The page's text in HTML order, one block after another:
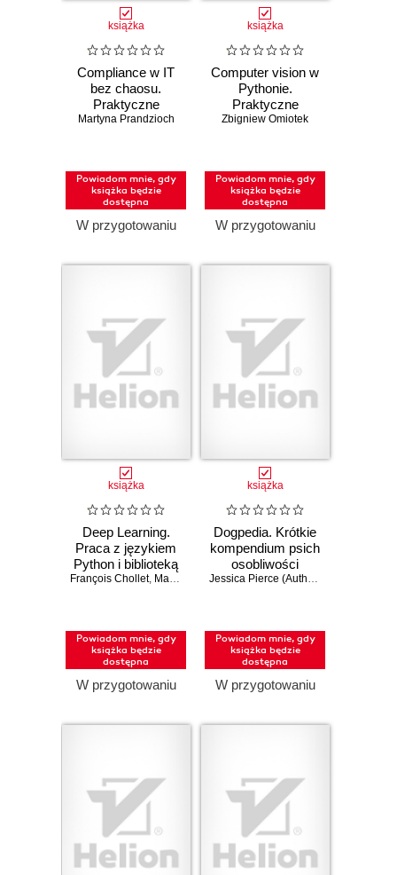
książka
Compliance w IT
bez chaosu.
Praktyczne
podejście do ISO
Martyna Prandzioch
Powiadom mnie, gdy
książka będzie
dostępna
W przygotowaniu
książka
Computer vision w
Pythonie.
Praktyczne
zastosowania
Zbigniew Omiotek
Powiadom mnie, gdy
książka będzie
dostępna
W przygotowaniu
książka
Deep Learning.
Praca z językiem
Python i biblioteką
Keras. Wydanie III
François Chollet, Matthew Watson
Powiadom mnie, gdy
książka będzie
dostępna
W przygotowaniu
książka
Dogpedia. Krótkie
kompendium psich
osobliwości
Jessica Pierce (Author)
Powiadom mnie, gdy
książka będzie
dostępna
W przygotowaniu